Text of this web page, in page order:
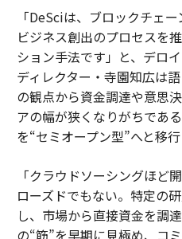
「DeSciは、ブロックチェ
ビジネス創出のプロセスを
ション手法です」と、デロ
ディレクター・寺園知広は
の観点から資金調達や意思
アの幅が狭くなりがちであ
を“セミオープン型”へと移行
「クラウドソーシングほど
ローズドでもない。特定の
し、市場から直接資金を調
の“筋”を早期に見極め、コ